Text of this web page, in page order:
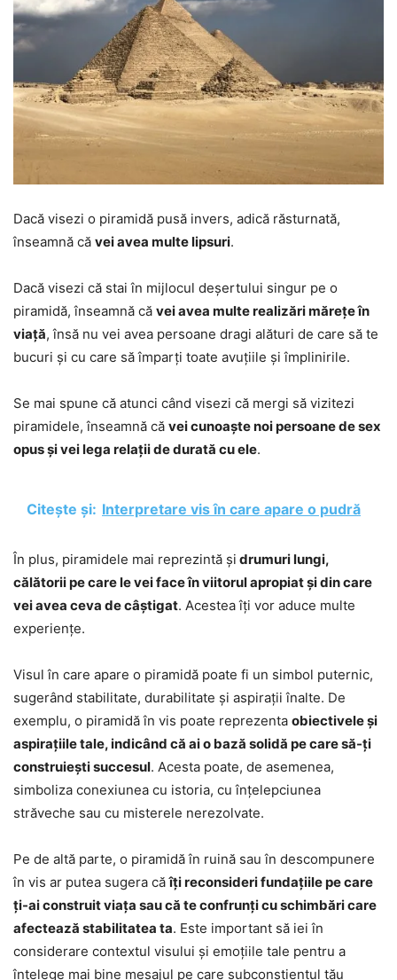
Dacă visezi o piramidă pusă invers, adică răsturnată,
înseamnă că vei avea multe lipsuri.
Dacă visezi că stai în mijlocul deșertului singur pe o
piramidă, înseamnă că vei avea multe realizări mărețe în
viață, însă nu vei avea persoane dragi alături de care să te
bucuri și cu care să împarți toate avuțiile și împlinirile.
Se mai spune că atunci când visezi că mergi să vizitezi
piramidele, înseamnă că vei cunoaște noi persoane de sex
opus și vei lega relații de durată cu ele.
Citește și: Interpretare vis în care apare o pudră
În plus, piramidele mai reprezintă și drumuri lungi,
călătorii pe care le vei face în viitorul apropiat și din care
vei avea ceva de câștigat. Acestea îți vor aduce multe
experiențe.
Visul în care apare o piramidă poate fi un simbol puternic,
sugerând stabilitate, durabilitate și aspirații înalte. De
exemplu, o piramidă în vis poate reprezenta obiectivele și
aspirațiile tale, indicând că ai o bază solidă pe care să-ți
construiești succesul. Acesta poate, de asemenea,
simboliza conexiunea cu istoria, cu înțelepciunea
străveche sau cu misterele nerezolvate.
Pe de altă parte, o piramidă în ruină sau în descompunere
în vis ar putea sugera căîți reconsideri fundațiile pe care
ți-ai construit viața sau că te confrunți cu schimbări care
afectează stabilitatea ta. Este important să iei în
considerare contextul visului și emoțiile tale pentru a
înțelege mai bine mesajul pe care subconștientul tău